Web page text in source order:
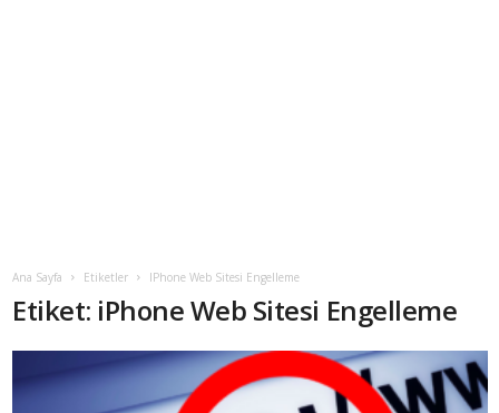
Ana Sayfa Etiketler IPhone Web Sitesi Engelleme
Etiket: iPhone Web Sitesi Engelleme